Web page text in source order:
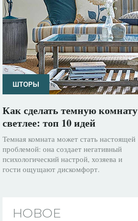
ШТОРЫ
Как сделать темную комнату
светлее: топ 10 идей
Темная комната может стать настоящей
проблемой: она создает негативный
психологический настрой, хозяева и
гости ощущают дискомфорт.
НОВОЕ